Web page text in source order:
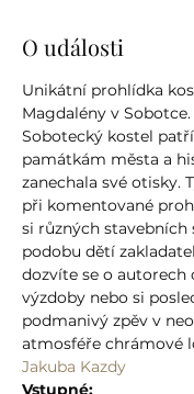
O události
Unikátní prohlídka
Magdalény v Sobotce.
Sobotecký kostel
památkám města a
zanechala své otisky.
při komentované
si různých stavebních
podobu dětí
dozvíte se o autorech
výzdoby nebo si
podmanivý zpěv v
atmosféře chrámové
Jakuba Kazdy
Vstupné: